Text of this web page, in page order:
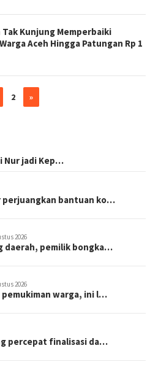
Kunjung Memperbaiki
Aceh Hingga Patungan Rp 1
2 »
Nur jadi Kep…
perjuangkan bantuan ko…
2026
daerah, pemilik bongka…
2026
pemukiman warga, ini l…
percepat finalisasi da…